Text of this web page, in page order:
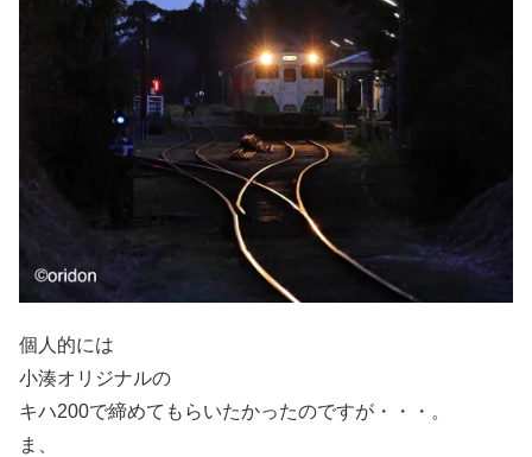
個人的には
小湊オリジナルの
キハ200で締めてもらいたかったのですが・・・。
ま、